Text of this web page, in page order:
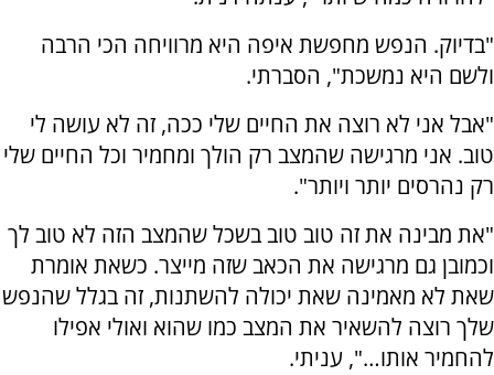
"בדיוק. הנפש מחפשת איפה היא מרוויחה הכי הרבה
ולשם היא נמשכת", הסברתי.
"אבל אני לא רוצה את החיים שלי ככה, זה לא עושה לי
טוב. אני מרגישה שהמצב רק הולך ומחמיר וכל החיים שלי
רק נהרסים יותר ויותר".
"את מבינה את זה טוב טוב בשכל שהמצב הזה לא טוב לך
וכמובן גם מרגישה את הכאב שזה מייצר. כשאת אומרת
שאת לא מאמינה שאת יכולה להשתנות, זה בגלל שהנפש
שלך רוצה להשאיר את המצב כמו שהוא ואולי אפילו
להחמיר אותו…", עניתי.